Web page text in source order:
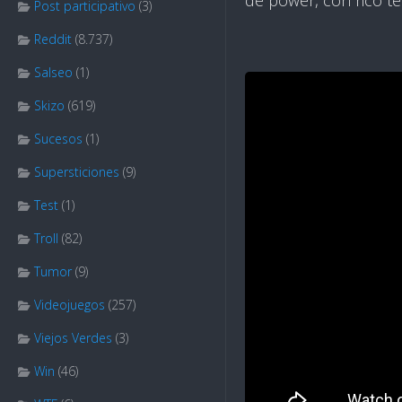
Post participativo (3)
Reddit (8.737)
Salseo (1)
Skizo (619)
Sucesos (1)
Supersticiones (9)
Test (1)
Troll (82)
Tumor (9)
Videojuegos (257)
Viejos Verdes (3)
Win (46)